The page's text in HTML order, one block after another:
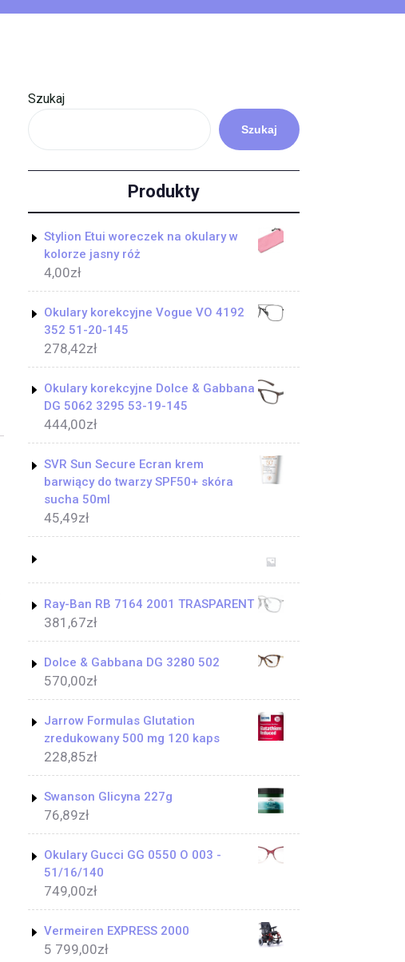
Szukaj
Szukaj
Produkty
Stylion Etui woreczek na okulary w
kolorze jasny róż
4,00zł
Okulary korekcyjne Vogue VO 4192
352 51-20-145
278,42zł
Okulary korekcyjne Dolce & Gabbana
DG 5062 3295 53-19-145
444,00zł
SVR Sun Secure Ecran krem
barwiący do twarzy SPF50+ skóra
sucha 50ml
45,49zł
Ray-Ban RB 7164 2001 TRASPARENT
381,67zł
Dolce & Gabbana DG 3280 502
570,00zł
Jarrow Formulas Glutation
zredukowany 500 mg 120 kaps
228,85zł
Swanson Glicyna 227g
76,89zł
Okulary Gucci GG 0550 O 003 -
51/16/140
749,00zł
Vermeiren EXPRESS 2000
5 799,00zł